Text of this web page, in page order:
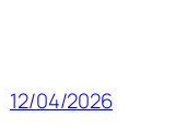
12/04/2026